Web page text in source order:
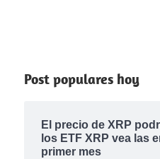
Post populares hoy
El precio de XRP
los ETF XRP vea las
primer mes